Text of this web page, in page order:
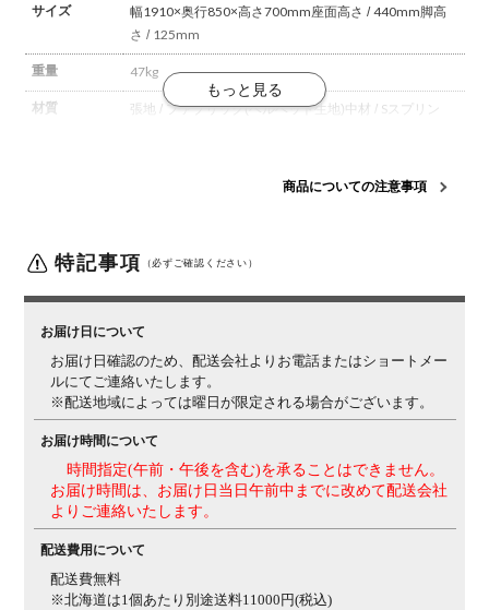
サイズ
幅1910×奥行850×高さ700mm座面高さ / 440mm 脚高
さ / 125mm
重量 47kg
材質 張地 / ファブリック(ベルベット生地) 中材 / Sスプリン
商品についての注意事項
特記事項 （必ずご確認ください）
お届け日について
お届け日確認のため、配送会社よりお電話またはショートメー
ルにてご連絡いたします。
※配送地域によっては曜日が限定される場合がございます。
お届け時間について
時間指定(午前・午後を含む)を承ることはできません。
お届け時間は、お届け日当日午前中までに改めて配送会社
よりご連絡いたします。
配送費用について
配送費無料
※北海道は1個あたり別途送料11000円(税込)